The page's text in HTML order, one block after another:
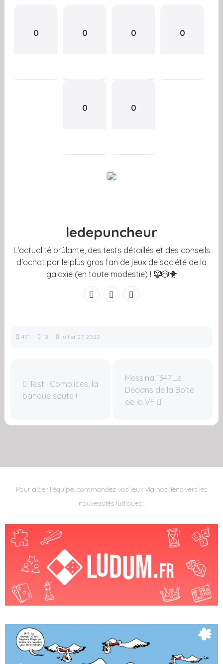
0 0 0 0
0 0
ledepuncheur
L'actualité brûlante, des tests détaillés et des conseils
d'achat par le plus gros fan de jeux de société de la
galaxie (en toute modestie) ! 🤡🎲🐥
471 0 juillet 27, 2022
Test | Complices, la
banque saute !
Messina 1347 Le
Dedans de la Boîte
de la VF
Pour aider l'équipe, commandez vos jeux via nos liens vers les
nouveautés ludiques :